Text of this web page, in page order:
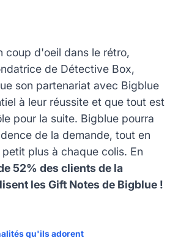
coup d'oeil dans le rétro,
de Détective Box,
son partenariat avec Bigblue
à leur réussite et que tout est
pour la suite. Bigblue pourra
de la demande, tout en
plus à chaque colis. En
52% des clients de la
les Gift Notes de Bigblue !
qu'ils adorent